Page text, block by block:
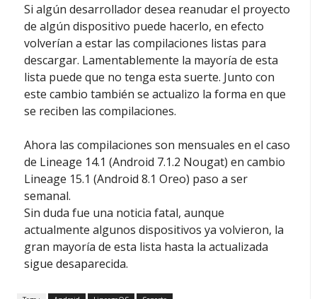
Si algún desarrollador desea reanudar el proyecto
de algún dispositivo puede hacerlo, en efecto
volverían a estar las compilaciones listas para
descargar. Lamentablemente la mayoría de esta
lista puede que no tenga esta suerte. Junto con
este cambio también se actualizo la forma en que
se reciben las compilaciones.
Ahora las compilaciones son mensuales en el caso
de Lineage 14.1 (Android 7.1.2 Nougat) en cambio
Lineage 15.1 (Android 8.1 Oreo) paso a ser
semanal.
Sin duda fue una noticia fatal, aunque
actualmente algunos dispositivos ya volvieron, la
gran mayoría de esta lista hasta la actualizada
sigue desaparecida.